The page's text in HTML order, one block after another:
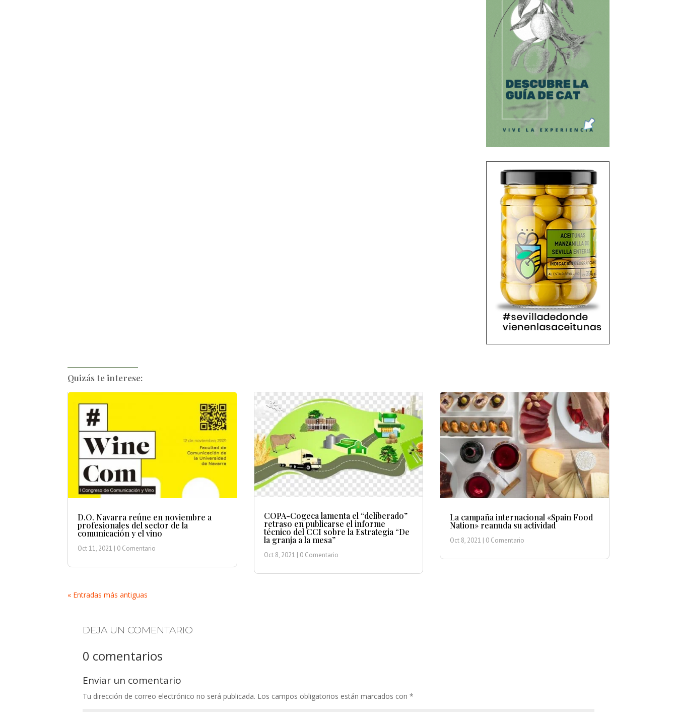
Quizás te interese:
D.O. Navarra reúne en noviembre a
profesionales del sector de la
comunicación y el vino
Oct 11, 2021 | 0 Comentario
COPA-Cogeca lamenta el “deliberado”
retraso en publicarse el informe
técnico del CCI sobre la Estrategia “De
la granja a la mesa”
Oct 8, 2021 | 0 Comentario
La campaña internacional «Spain Food
Nation» reanuda su actividad
Oct 8, 2021 | 0 Comentario
« Entradas más antiguas
DEJA UN COMENTARIO
0 comentarios
Enviar un comentario
Tu dirección de correo electrónico no será publicada. Los campos obligatorios están marcados con*